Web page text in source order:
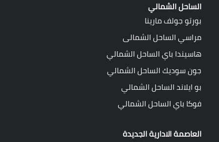
الساحل الشمالي
بورتو جولف مارينا
مراسي الساحل الشمالى
هاسيندا باي الساحل الشمالي
جون سوديك الساحل الشمالي
بو ايلاند الساحل الشمالي
فوكا باي الساحل الشمالي
العاصمة الادارية الجديدة